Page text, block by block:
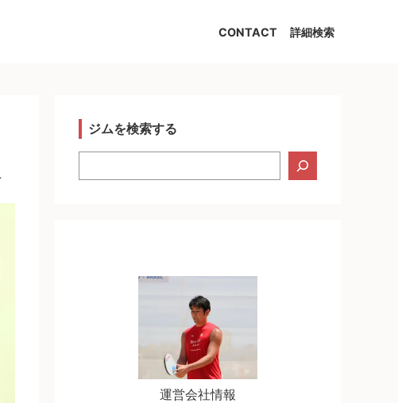
CONTACT 詳細検索
ジムを検索する
索
運営会社情報